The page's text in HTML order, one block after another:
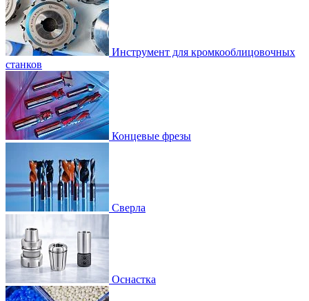
Инструмент для кромкооблицовочных
станков
Концевые фрезы
Сверла
Оснастка